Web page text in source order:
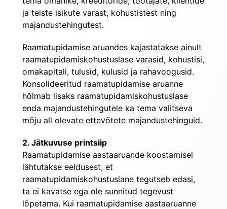
ja teiste isikute varast, kohustistest ning
majandustehingutest.
Raamatupidamise aruandes kajastatakse ainult
raamatupidamiskohustuslase varasid, kohustisi,
omakapitali, tulusid, kulusid ja rahavoogusid.
Konsolideeritud raamatupidamise aruanne
hõlmab lisaks raamatupidamiskohustuslase
enda majandustehingutele ka tema valitseva
mõju all olevate ettevõtete majandustehinguid.
2. Jätkuvuse printsiip
Raamatupidamise aastaaruande koostamisel
lähtutakse eeldusest, et
raamatupidamiskohustuslane tegutseb edasi,
ta ei kavatse ega ole sunnitud tegevust
lõpetama. Kui raamatupidamise aastaaruanne